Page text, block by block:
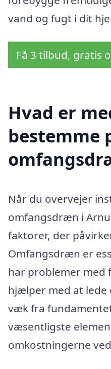
vand og fugt i dit
Få 3 tilbud, gratis
Hvad er
bestemme
Når du overvejer
omfangsdræn i
faktorer, der
Omfangsdræn er
har problemer med
hjælper med at lede
væk fra
væsentligste
omkostningerne